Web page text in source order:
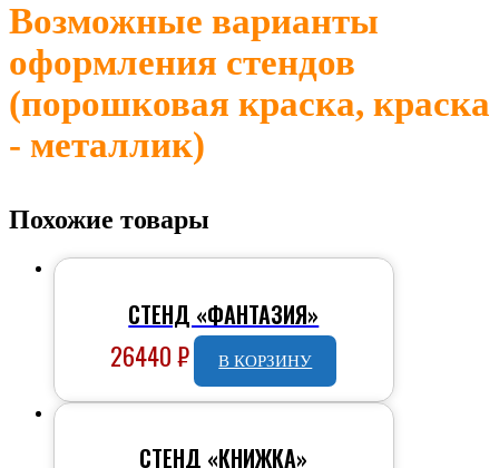
Возможные варианты
оформления стендов
(порошковая краска, краска
- металлик)
Похожие товары
СТЕНД «ФАНТАЗИЯ»
26440₽ В КОРЗИНУ
СТЕНД «КНИЖКА»